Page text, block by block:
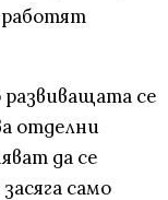
работят
се
отделни
да се
само